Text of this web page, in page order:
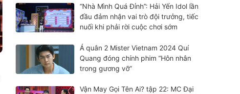
“Nhà Mình Quá Đỉnh”: Hải Yến Idol lần
đầu đảm nhận vai trò đội trưởng, tiếc
nuối khi phải rời cuộc chơi sớm
Á quân 2 Mister Vietnam 2024 Quí
Quang đóng chính phim “Hôn nhân
trong gương vỡ”
Vận May Gọi Tên Ai? tập 22: MC Đại